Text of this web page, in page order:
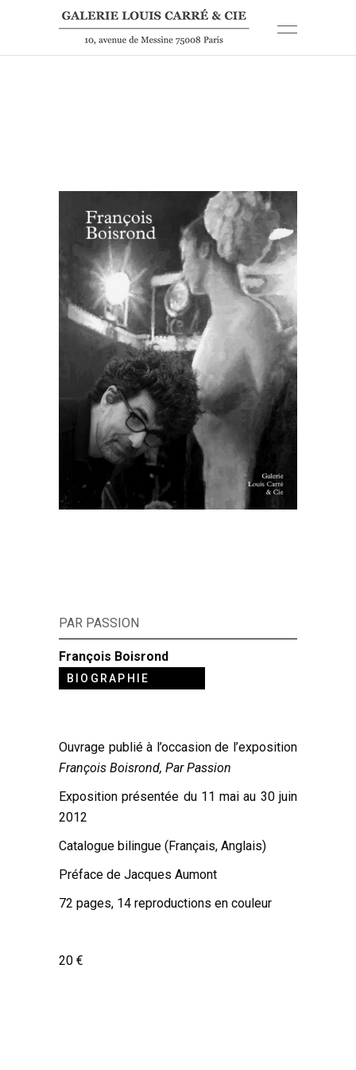
PAR PASSION
François Boisrond
BIOGRAPHIE
Ouvrage publié à l’occasion de l’exposition
François Boisrond, Par Passion
Exposition présentée du 11 mai au 30 juin
2012
Catalogue bilingue (Français, Anglais)
Préface de Jacques Aumont
72 pages, 14 reproductions en couleur
20 €